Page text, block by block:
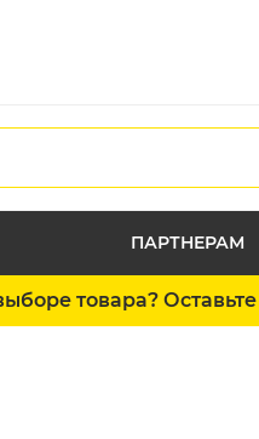
ПАРТНЕРАМ
товара?